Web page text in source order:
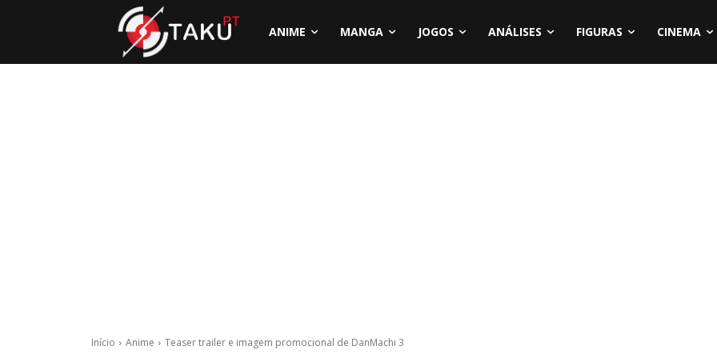
ANIME MANGA JOGOS ANÁLISES FIGURAS CINEMA
Início Anime Teaser trailer e imagem promocional de DanMachi 3